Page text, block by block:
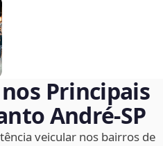
Principais
André‑SP
veicular nos bairros de